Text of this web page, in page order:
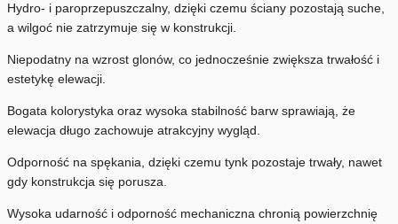
Hydro- i paroprzepuszczalny, dzięki czemu ściany pozostają suche,
a wilgoć nie zatrzymuje się w konstrukcji.
Niepodatny na wzrost glonów, co jednocześnie zwiększa trwałość i
estetykę elewacji.
Bogata kolorystyka oraz wysoka stabilność barw sprawiają, że
elewacja długo zachowuje atrakcyjny wygląd.
Odporność na spękania, dzięki czemu tynk pozostaje trwały, nawet
gdy konstrukcja się porusza.
Wysoka udarność i odporność mechaniczna chronią powierzchnię